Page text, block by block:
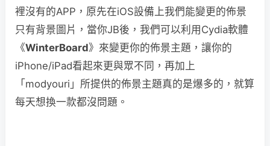
裡沒有的APP，原先在iOS設備上我們能變更的佈景
只有背景圖片，當你JB後，我們可以利用Cydia軟體
《WinterBoard》來變更你的佈景主題，讓你的
iPhone/iPad看起來更與眾不同，再加上
「modyouri」所提供的佈景主題真的是爆多的，就算
每天想換一款都沒問題。